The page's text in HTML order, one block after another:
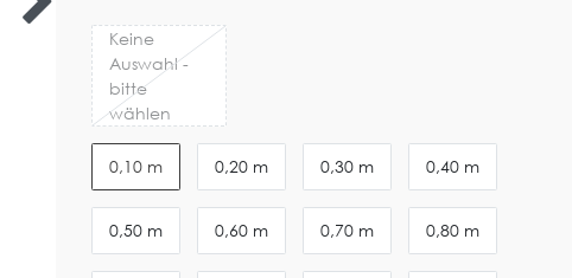
Keine
Auswahl -
bitte
wählen
0,10 m 0,20 m 0,30 m 0,40 m
0,50 m 0,60 m 0,70 m 0,80 m